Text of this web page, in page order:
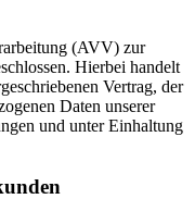
(AVV) zur
Hierbei handelt
Vertrag, der
Daten unserer
und unter Einhaltung